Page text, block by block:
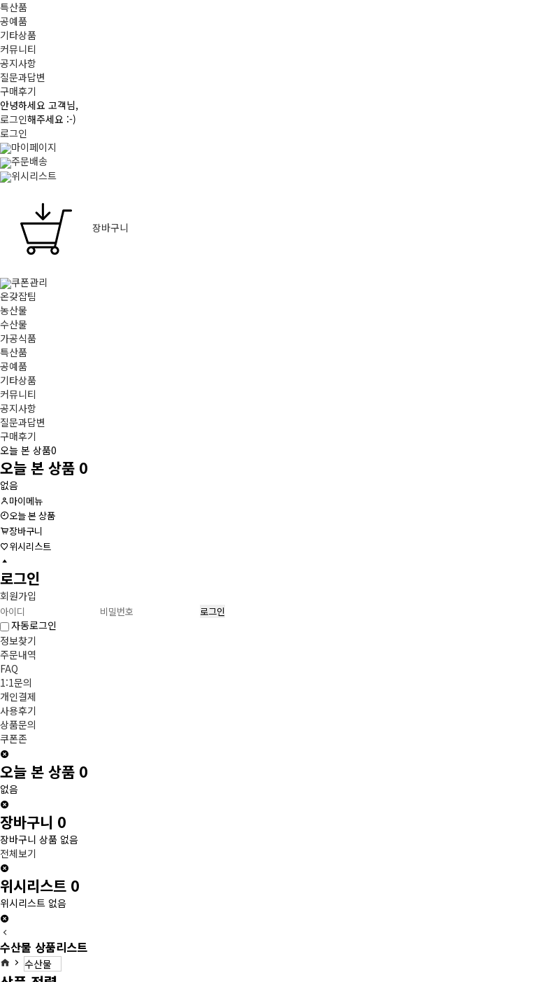
특산품
공예품
기타상품
커뮤니티
공지사항
질문과답변
구매후기
안녕하세요 고객님,
로그인해주세요 :-)
로그인
마이페이지
주문배송
위시리스트
장바구니
쿠폰관리
온갖잡팀
농산물
수산물
가공식품
특산품
공예품
기타상품
커뮤니티
공지사항
질문과답변
구매후기
오늘 본 상품0
오늘 본 상품 0
없음
마이메뉴
오늘 본 상품
장바구니
위시리스트
로그인
회원가입
자동로그인
정보찾기
주문내역
FAQ
1:1문의
개인결제
사용후기
상품문의
쿠폰존
오늘 본 상품 0
없음
장바구니 0
장바구니 상품 없음
전체보기
위시리스트 0
위시리스트 없음
수산물 상품리스트